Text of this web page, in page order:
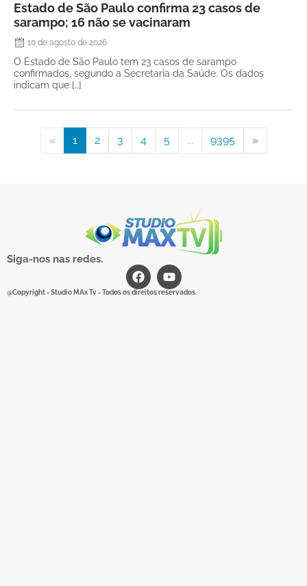
Estado de São Paulo confirma 23 casos de
sarampo; 16 não se vacinaram
10 de agosto de 2026
O Estado de São Paulo tem 23 casos de sarampo
confirmados, segundo a Secretaria da Saúde. Os dados
indicam que […]
« 1 2 3 4 5 ... 9395 »
Siga-nos nas redes.
@Copyright - Studio MAx Tv - Todos os direitos reservados.